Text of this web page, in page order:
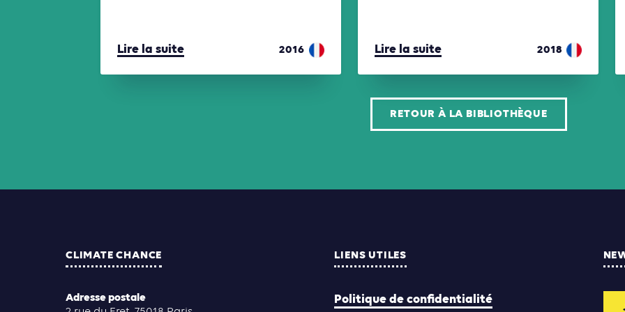
Lire la suite 2016 Lire la suite 2018
RETOUR À LA BIBLIOTHÈQUE
CLIMATE CHANCE
Adresse postale
LIENS UTILES
Politique de confidentialité